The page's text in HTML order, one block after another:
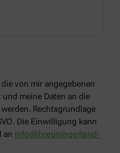
von mir angegebenen
meine Daten an die
Rechtsgrundlage
Die Einwilligung kann
an info@breuningerland-